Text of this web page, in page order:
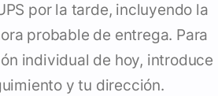
por la tarde, incluyendo la
probable de entrega. Para
individual de hoy, introduce
y tu dirección.